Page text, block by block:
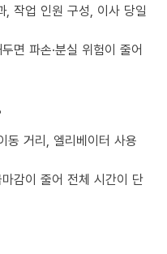
작업 인원 구성, 이사 당일
면 파손·분실 위험이 줄어
거리, 엘리베이터 사용
감이 줄어 전체 시간이 단